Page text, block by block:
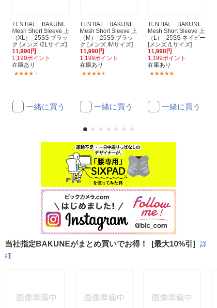
TENTIAL BAKUNE
Mesh Short Sleeve 上
（XL）_25SS ブラッ
ク [メンズ /2Lサイズ]
11,990円
1,199ポイント
在庫あり
一緒に買う
TENTIAL BAKUNE
Mesh Short Sleeve 上
（M）_25SS ブラッ
ク [メンズ /Mサイズ]
11,990円
1,199ポイント
在庫あり
一緒に買う
TENTIAL BAKUNE
Mesh Short Sleeve 上
（L）_25SS ネイビー
[メンズ /Lサイズ]
11,990円
1,199ポイント
在庫あり
一緒に買う
当社指定BAKUNEがまとめ買いでお得！ [最大10%引]
詳
細